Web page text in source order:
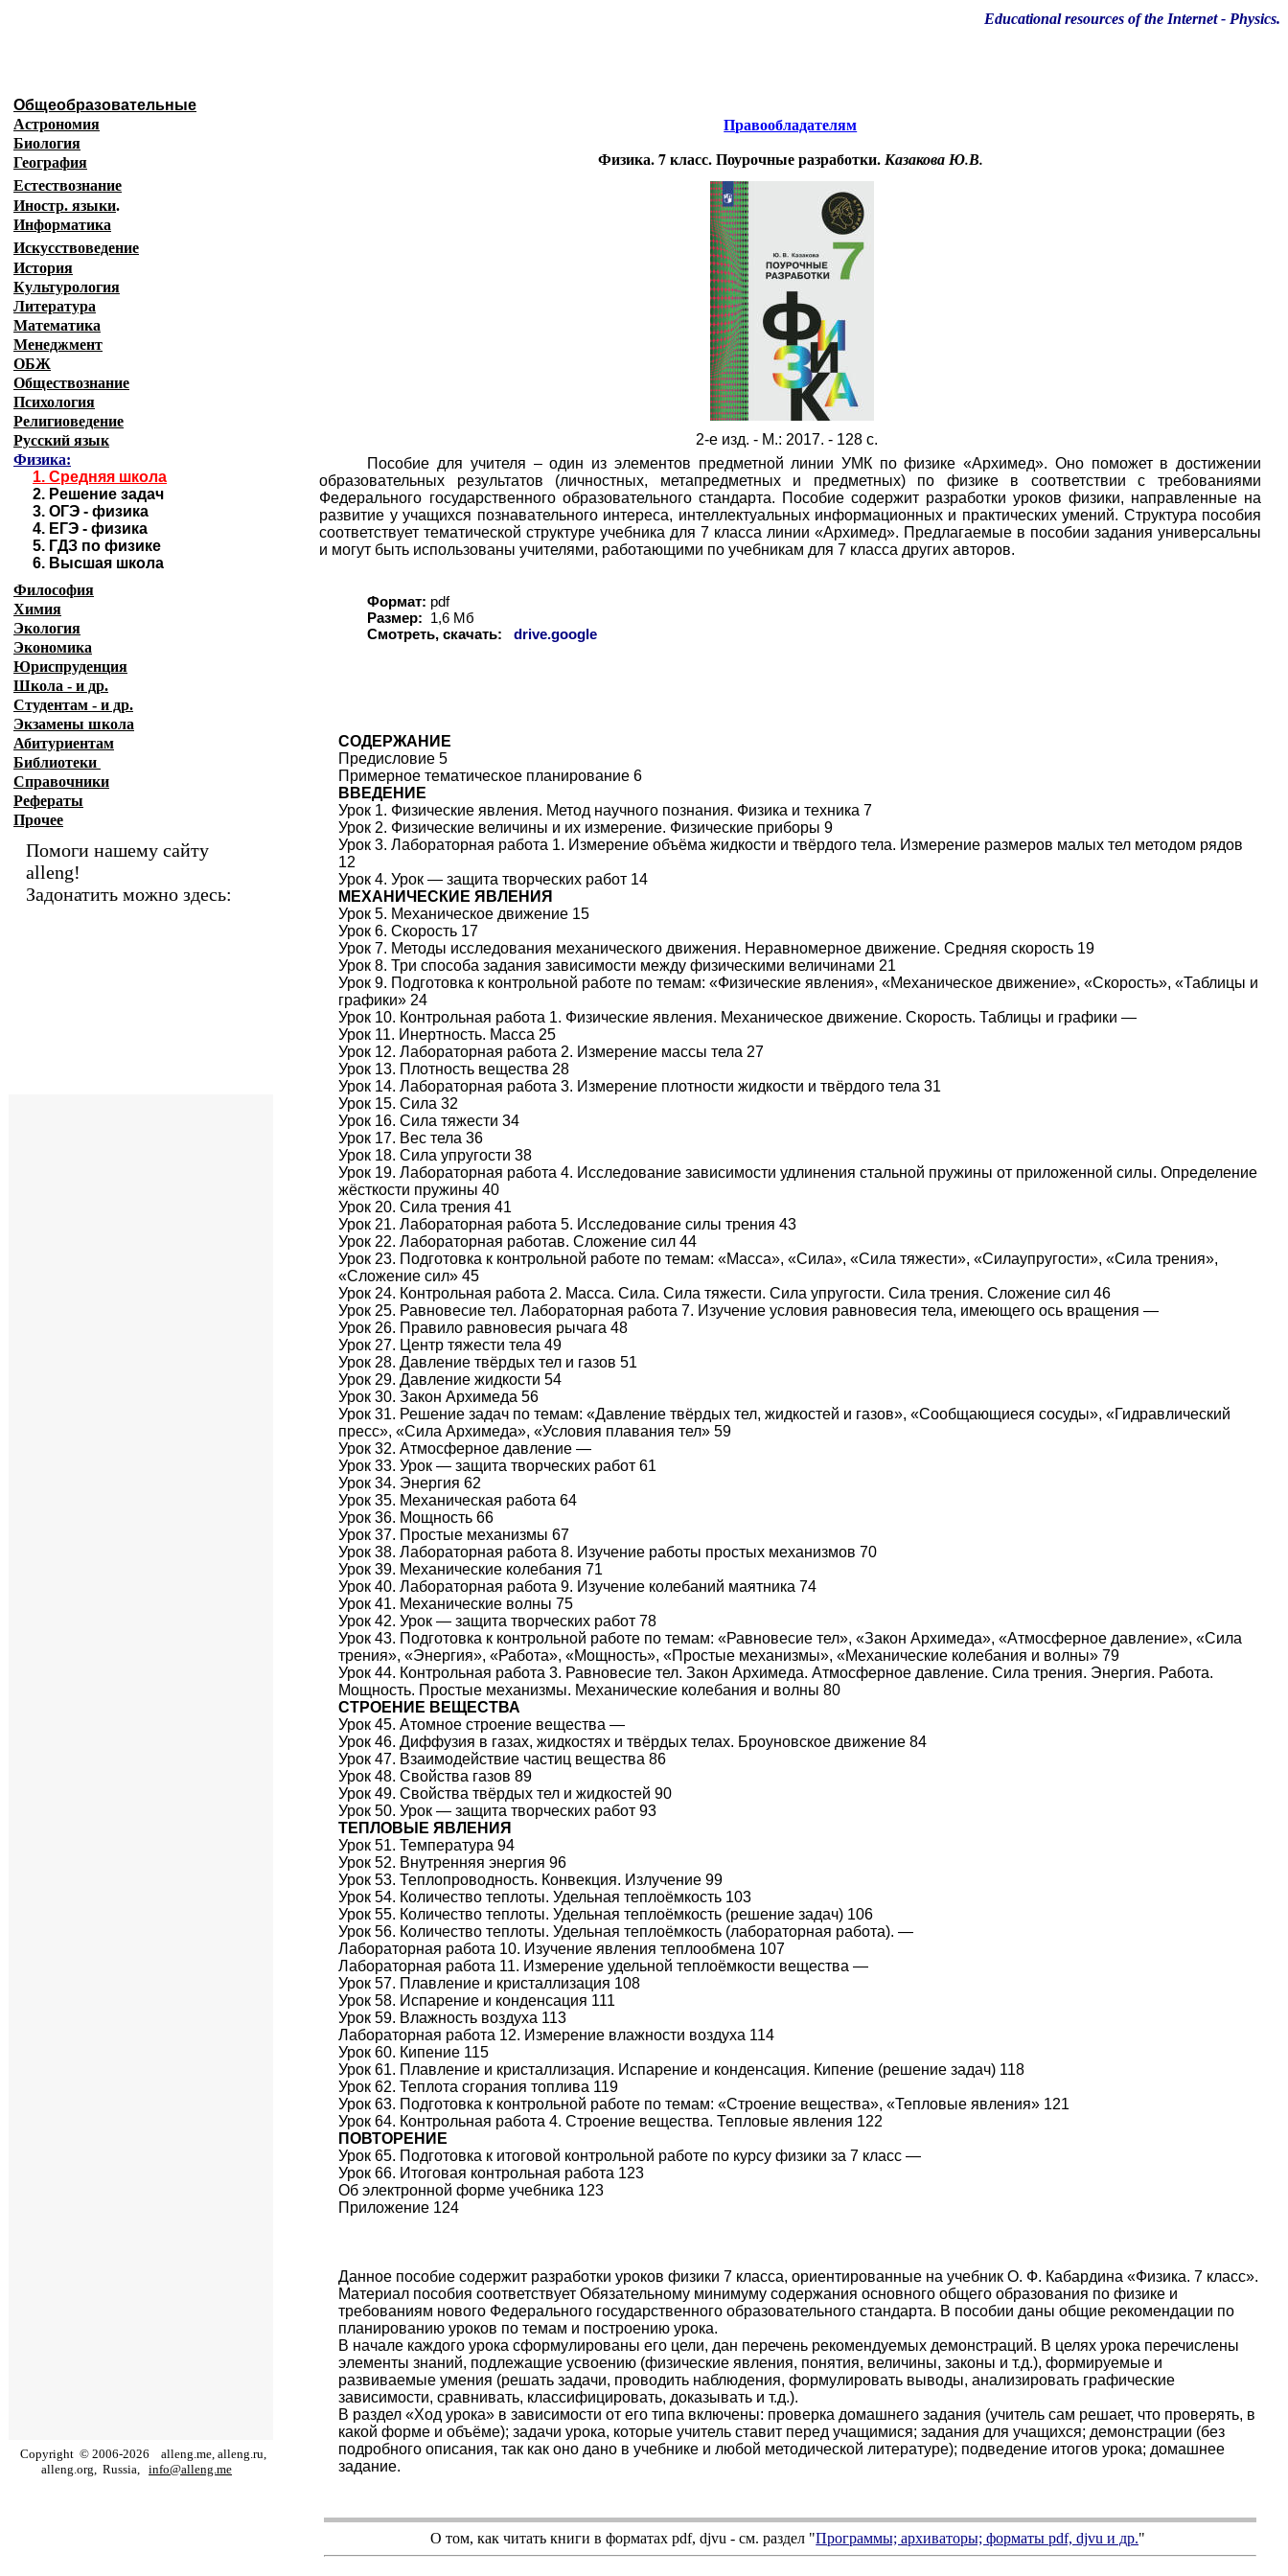
Educational resources of the Internet- Physics.
Правообладателям
Физика. 7 класс. Поурочные разработки.Казакова Ю.В.
2-е изд. - М.: 2017. - 128 с.
Пособие для учителя – один из элементов предметной линии УМК по физике «Архимед». Оно поможет в достижении
образовательных результатов (личностных, метапредметных и предметных) по физике в соответствии с требованиями
Федерального государственного образовательного стандарта. Пособие содержит разработки уроков физики, направленные на
развитие у учащихся познавательного интереса, интеллектуальных информационных и практических умений. Структура пособия
соответствует тематической структуре учебника для 7 класса линии «Архимед». Предлагаемые в пособии задания универсальны
и могут быть использованы учителями, работающими по учебникам для 7 класса других авторов.
Формат: pdf
Размер:
1,6 Мб
Смотреть, скачать:
drive.google
СОДЕРЖАНИЕ
Предисловие 5
Примерное тематическое планирование 6
ВВЕДЕНИЕ
Урок 1. Физические явления. Метод научного познания. Физика и техника 7
Урок 2. Физические величины и их измерение. Физические приборы 9
Урок 3. Лабораторная работа 1. Измерение объёма жидкости и твёрдого тела. Измерение размеров малых тел методом рядов
12
Урок 4. Урок — защита творческих работ 14
МЕХАНИЧЕСКИЕ ЯВЛЕНИЯ
Урок 5. Механическое движение 15
Урок 6. Скорость 17
Урок 7. Методы исследования механического движения. Неравномерное движение. Средняя скорость 19
Урок 8. Три способа задания зависимости между физическими величинами 21
Урок 9. Подготовка к контрольной работе по темам: «Физические явления», «Механическое движение», «Скорость», «Таблицы и
графики» 24
Урок 10. Контрольная работа 1. Физические явления. Механическое движение. Скорость. Таблицы и графики —
Урок 11. Инертность. Масса 25
Урок 12. Лабораторная работа 2. Измерение массы тела 27
Урок 13. Плотность вещества 28
Урок 14. Лабораторная работа 3. Измерение плотности жидкости и твёрдого тела 31
Урок 15. Сила 32
Урок 16. Сила тяжести 34
Урок 17. Вес тела 36
Урок 18. Сила упругости 38
Урок 19. Лабораторная работа 4. Исследование зависимости удлинения стальной пружины от приложенной силы. Определение
жёсткости пружины 40
Урок 20. Сила трения 41
Урок 21. Лабораторная работа 5. Исследование силы трения 43
Урок 22. Лабораторная работав. Сложение сил 44
Урок 23. Подготовка к контрольной работе по темам: «Масса», «Сила», «Сила тяжести», «Силаупругости», «Сила трения»,
«Сложение сил» 45
Урок 24. Контрольная работа 2. Масса. Сила. Сила тяжести. Сила упругости. Сила трения. Сложение сил 46
Урок 25. Равновесие тел. Лабораторная работа 7. Изучение условия равновесия тела, имеющего ось вращения —
Урок 26. Правило равновесия рычага 48
Урок 27. Центр тяжести тела 49
Урок 28. Давление твёрдых тел и газов 51
Урок 29. Давление жидкости 54
Урок 30. Закон Архимеда 56
Урок 31. Решение задач по темам: «Давление твёрдых тел, жидкостей и газов», «Сообщающиеся сосуды», «Гидравлический
пресс», «Сила Архимеда», «Условия плавания тел» 59
Урок 32. Атмосферное давление —
Урок 33. Урок — защита творческих работ 61
Урок 34. Энергия 62
Урок 35. Механическая работа 64
Урок 36. Мощность 66
Урок 37. Простые механизмы 67
Урок 38. Лабораторная работа 8. Изучение работы простых механизмов 70
Урок 39. Механические колебания 71
Урок 40. Лабораторная работа 9. Изучение колебаний маятника 74
Урок 41. Механические волны 75
Урок 42. Урок — защита творческих работ 78
Урок 43. Подготовка к контрольной работе по темам: «Равновесие тел», «Закон Архимеда», «Атмосферное давление», «Сила
трения», «Энергия», «Работа», «Мощность», «Простые механизмы», «Механические колебания и волны» 79
Урок 44. Контрольная работа 3. Равновесие тел. Закон Архимеда. Атмосферное давление. Сила трения. Энергия. Работа.
Мощность. Простые механизмы. Механические колебания и волны 80
СТРОЕНИЕ ВЕЩЕСТВА
Урок 45. Атомное строение вещества —
Урок 46. Диффузия в газах, жидкостях и твёрдых телах. Броуновское движение 84
Урок 47. Взаимодействие частиц вещества 86
Урок 48. Свойства газов 89
Урок 49. Свойства твёрдых тел и жидкостей 90
Урок 50. Урок — защита творческих работ 93
ТЕПЛОВЫЕ ЯВЛЕНИЯ
Урок 51. Температура 94
Урок 52. Внутренняя энергия 96
Урок 53. Теплопроводность. Конвекция. Излучение 99
Урок 54. Количество теплоты. Удельная теплоёмкость 103
Урок 55. Количество теплоты. Удельная теплоёмкость (решение задач) 106
Урок 56. Количество теплоты. Удельная теплоёмкость (лабораторная работа). —
Лабораторная работа 10. Изучение явления теплообмена 107
Лабораторная работа 11. Измерение удельной теплоёмкости вещества —
Урок 57. Плавление и кристаллизация 108
Урок 58. Испарение и конденсация 111
Урок 59. Влажность воздуха 113
Лабораторная работа 12. Измерение влажности воздуха 114
Урок 60. Кипение 115
Урок 61. Плавление и кристаллизация. Испарение и конденсация. Кипение (решение задач) 118
Урок 62. Теплота сгорания топлива 119
Урок 63. Подготовка к контрольной работе по темам: «Строение вещества», «Тепловые явления» 121
Урок 64. Контрольная работа 4. Строение вещества. Тепловые явления 122
ПОВТОРЕНИЕ
Урок 65. Подготовка к итоговой контрольной работе по курсу физики за 7 класс —
Урок 66. Итоговая контрольная работа 123
Об электронной форме учебника 123
Приложение 124
Данное пособие содержит разработки уроков физики 7 класса, ориентированные на учебник О. Ф. Кабардина «Физика. 7 класс».
Материал пособия соответствует Обязательному минимуму содержания основного общего образования по физике и
требованиям нового Федерального государственного образовательного стандарта. В пособии даны общие рекомендации по
планированию уроков по темам и построению урока.
В начале каждого урока сформулированы его цели, дан перечень рекомендуемых демонстраций. В целях урока перечислены
элементы знаний, подлежащие усвоению (физические явления, понятия, величины, законы и т.д.), формируемые и
развиваемые умения (решать задачи, проводить наблюдения, формулировать выводы, анализировать графические
зависимости, сравнивать, классифицировать, доказывать и т.д.).
В раздел «Ход урока» в зависимости от его типа включены: проверка домашнего задания (учитель сам решает, что проверять, в
какой форме и объёме); задачи урока, которые учитель ставит перед учащимися; задания для учащихся; демонстрации (без
подробного описания, так как оно дано в учебнике и любой методической литературе); подведение итогов урока; домашнее
задание.
О том, как читать книги в форматахpdf,djvu - см. раздел "Программы; архиваторы; форматыpdf, djvuи др."
Общеобразовательные
Астрономия
Биология
География
Естествознание
Иностр. языки.
Информатика
Искусствоведение
История
Культурология
Литература
Математика
Менеджмент
ОБЖ
Обществознание
Психология
Религиоведение
Русский язык
Физика:
1. Средняя школа
2. Решение задач
3. ОГЭ - физика
4. ЕГЭ - физика
5. ГДЗ по физике
6. Высшая школа
Философия
Химия
Экология
Экономика
Юриспруденция
Школа - и др.
Студентам - и др.
Экзамены школа
Абитуриентам
Библиотеки
Справочники
Рефераты
Прочее
Помоги нашему сайту
alleng!
Задонатить можно здесь:
Copyright © 2006-2026
alleng.me, alleng.ru,
alleng.org, Russia, info@alleng.me